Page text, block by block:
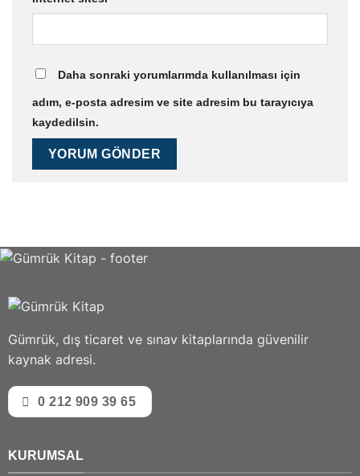
Daha sonraki yorumlarımda kullanılması için
adım, e-posta adresim ve site adresim bu tarayıcıya
kaydedilsin.
Gümrük, dış ticaret ve sınav kitaplarında güvenilir
kaynak adresi.
0 212 909 39 65
KURUMSAL